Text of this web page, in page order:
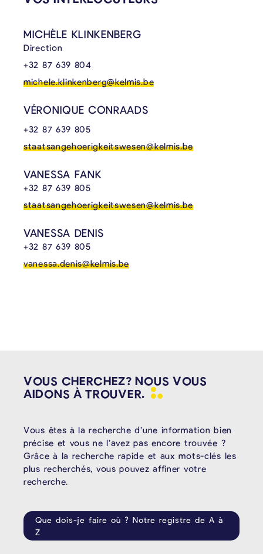
MICHÈLE KLINKENBERG
Direction
+32 87 639 804
michele.klinkenberg@kelmis.be
VÉRONIQUE CONRAADS
+32 87 639 805
staatsangehoerigkeitswesen@kelmis.be
VANESSA FANK
+32 87 639 805
staatsangehoerigkeitswesen@kelmis.be
VANESSA DENIS
+32 87 639 805
vanessa.denis@kelmis.be
VOUS CHERCHEZ? NOUS VOUS
AIDONS ÀTROUVER.
Vous êtes à la recherche d’une information bien
précise et vous ne l’avez pas encore trouvée ?
Grâce à la recherche rapide et aux mots-clés les
plus recherchés, vous pouvez affiner votre
recherche.
Que dois-je faire où ? Notre registre de A à
Z